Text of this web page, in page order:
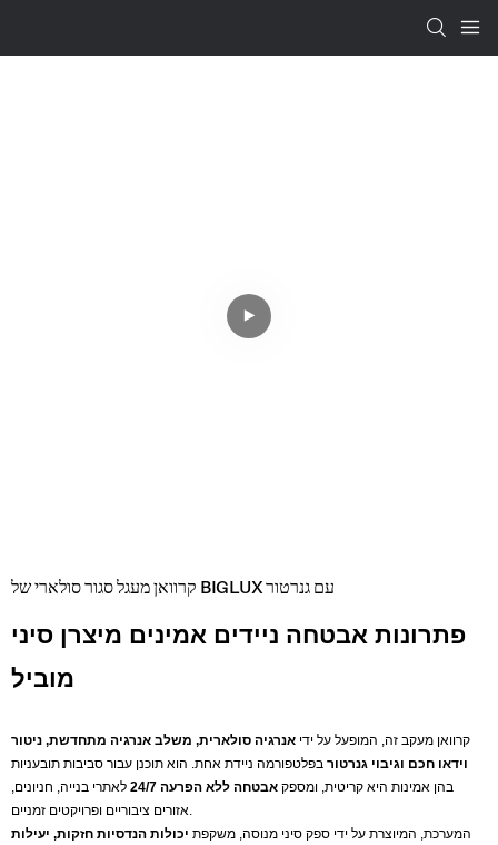
קרוואן מעגל סגור סולארי של BIGLUX עם גנרטור
פתרונות אבטחה ניידים אמינים מיצרן סיני
מוביל
קרוואן מעקב זה, המופעל על ידי אנרגיה סולארית, משלב אנרגיה מתחדשת, ניטור
וידאו חכם וגיבוי גנרטור בפלטפורמה ניידת אחת. הוא תוכנן עבור סביבות תובעניות
בהן אמינות היא קריטית, ומספק אבטחה ללא הפרעה 24/7
לאתרי בנייה, חניונים,
אזורים ציבוריים ופרויקטים זמניים.
המערכת, המיוצרת על ידי ספק סיני מנוסה, משקפת יכולות הנדסיות חזקות, יעילות